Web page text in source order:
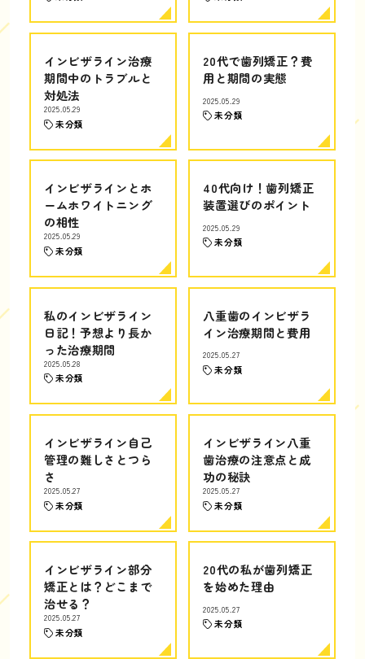
インビザライン治療
期間中のトラブルと
対処法
2025.05.29
未分類
20代で歯列矯正？費
用と期間の実態
2025.05.29
未分類
インビザラインとホ
ームホワイトニング
の相性
2025.05.29
未分類
40代向け！歯列矯正
装置選びのポイント
2025.05.29
未分類
私のインビザライン
日記！予想より長か
った治療期間
2025.05.28
未分類
八重歯のインビザラ
イン治療期間と費用
2025.05.27
未分類
インビザライン自己
管理の難しさとつら
さ
2025.05.27
未分類
インビザライン八重
歯治療の注意点と成
功の秘訣
2025.05.27
未分類
インビザライン部分
矯正とは？どこまで
治せる？
2025.05.27
未分類
20代の私が歯列矯正
を始めた理由
2025.05.27
未分類